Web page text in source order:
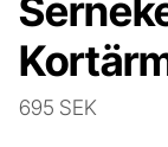
695 SEK